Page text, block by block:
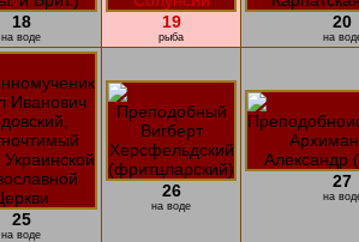
18
на воде
19
рыба
20
на
25
на воде
26
на воде
27
на